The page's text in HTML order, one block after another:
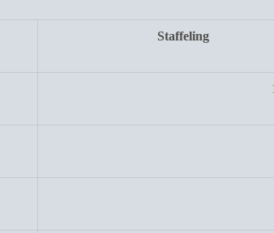
Staffeling